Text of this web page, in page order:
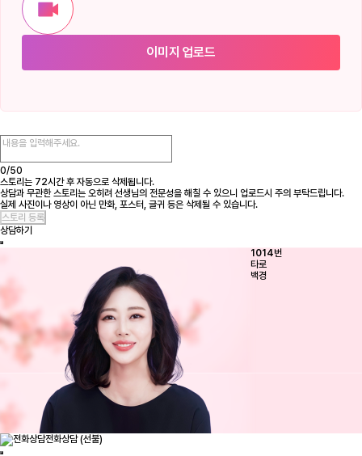
이미지 업로드
0/50
스토리는 72시간 후 자동으로 삭제됩니다.
상담과 무관한 스토리는 오히려 선생님의 전문성을 해칠 수 있으니 업로드시 주의 부탁드립니다.
실제 사진이나 영상이 아닌 만화, 포스터, 글귀 등은 삭제될 수 있습니다.
상담하기
1014번
타로
백경
전화상담 (선불)